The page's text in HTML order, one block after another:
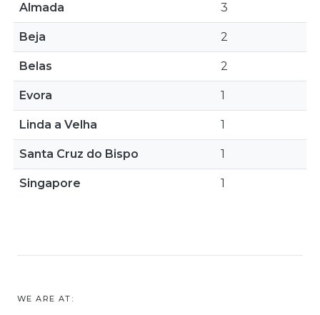
Almada 3
Beja 2
Belas 2
Evora 1
Linda a Velha 1
Santa Cruz do Bispo 1
Singapore 1
WE ARE AT: